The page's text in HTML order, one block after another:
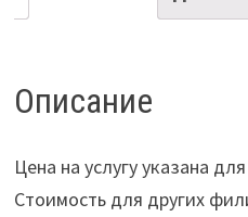
Описание
Цена на услугу указана
Стоимость для других